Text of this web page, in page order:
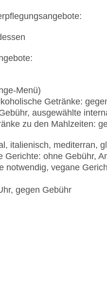
Menü)
Getränke:
ausgewählte
zu den Mahlzeiten:
italienisch, mediterran,
Gerichte: ohne Gebühr,
notwendig, vegane
gegen Gebühr